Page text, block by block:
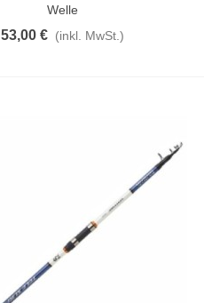
Welle
53,00 € (inkl. MwSt.)